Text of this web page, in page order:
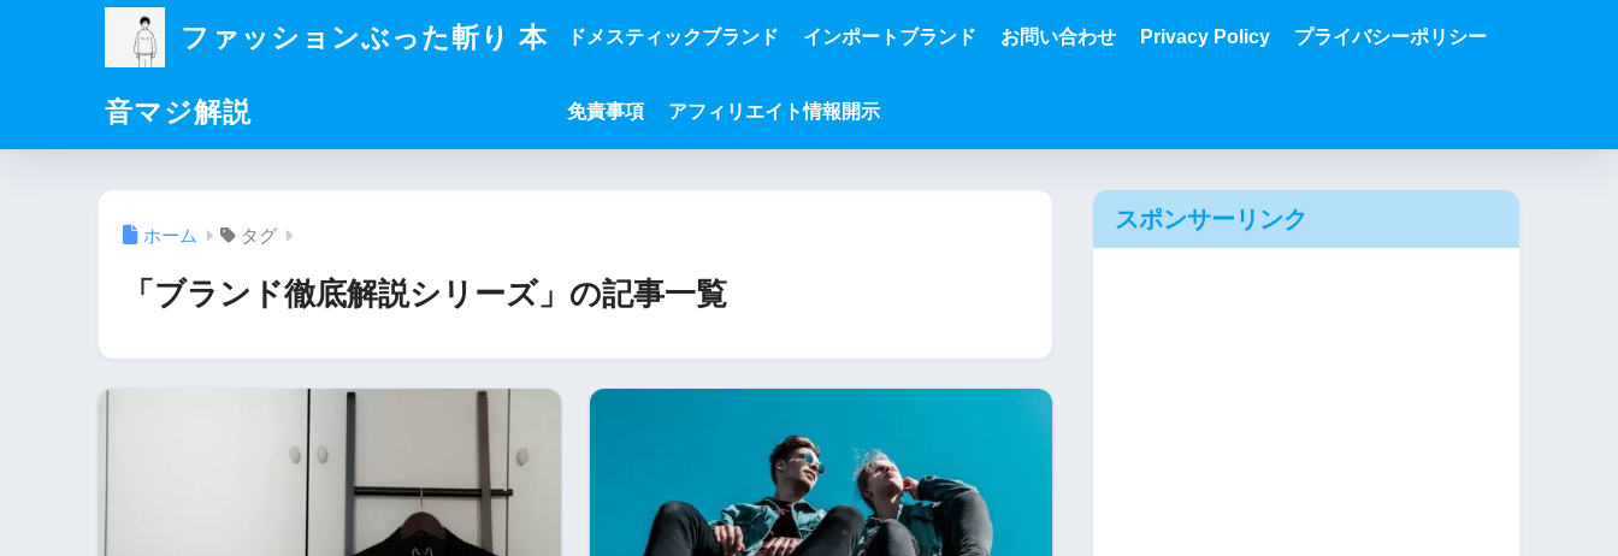
ファッションぶった斬り 本
音マジ解説
ドメスティックブランド インポートブランド お問い合わせ Privacy Policy プライバシーポリシー
免責事項 アフィリエイト情報開示
ホーム タグ
「ブランド徹底解説シリーズ」の記事一覧
スポンサーリンク